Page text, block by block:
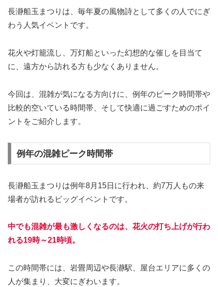
長瀞船玉まつりは、毎年夏の風物詩として多くの人でにぎ
わう人気イベントです。
花火や灯籠流し、万灯船といった幻想的な催しを目当て
に、遠方から訪れる方も少なくありません。
今回は、混雑が気になる方向けに、例年のピーク時間帯や
比較的空いている時間帯、そして快適に過ごすためのポイ
ントをご紹介します。
例年の混雑ピーク時間帯
長瀞船玉まつりは例年8月15日に行われ、約7万人もの来
場者が訪れるビッグイベントです。
中でも混雑が最も激しくなるのは、花火の打ち上げが行わ
れる19時～21時頃。
この時間帯には、岩畳周辺や長瀞駅、屋台エリアに多くの
人が集まり、大変にぎわいます。